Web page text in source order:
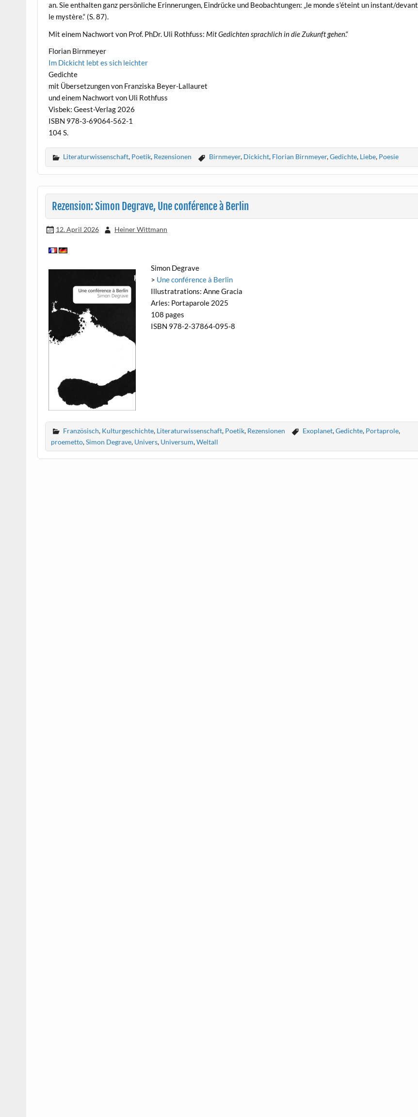
an. Sie enthalten ganz persönliche Erinnerungen, Eindrücke und Beobachtungen: „le monde s’éteint un instant/devant
le mystère.“ (S. 87).
Mit einem Nachwort von Prof. PhDr. Uli Rothfuss: Mit Gedichten sprachlich in die Zukunft gehen.“
Florian Birnmeyer
Im Dickicht lebt es sich leichter
Gedichte
mit Übersetzungen von Franziska Beyer-Lallauret
und einem Nachwort von Uli Rothfuss
Visbek: Geest-Verlag 2026
ISBN 978-3-69064-562-1
104 S.
Literaturwissenschaft, Poetik, Rezensionen Birnmeyer, Dickicht, Florian Birnmeyer,Gedichte, Liebe, Poesie
Rezension: Simon Degrave, Une conférence à Berlin
12. April 2026 Heiner Wittmann
Simon Degrave
> Une conférence à Berlin
Illustratrations: Anne Gracia
Arles: Portaparole 2025
108 pages
ISBN 978-2-37864-095-8
Französisch, Kulturgeschichte, Literaturwissenschaft, Poetik, Rezensionen Exoplanet,Gedichte, Portaprole,
proemetto,Simon Degrave, Univers, Universum,Weltall